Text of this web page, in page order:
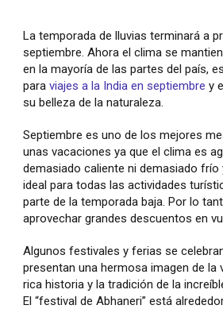
La temporada de lluvias terminará a
septiembre. Ahora el clima se
en la mayoría de las partes del país,
paraviajes a la India en septiembre y
su belleza de la naturaleza.
Septiembre es uno de los mejores
unas vacaciones ya que el clima es
demasiado caliente ni demasiado frío
ideal para todas las actividades
parte de la temporada baja. Por lo
aprovechar grandes descuentos en
Algunos festivales y ferias se
presentan una hermosa imagen de la
rica historia y la tradición de la
El “festival de Abhaneri” está